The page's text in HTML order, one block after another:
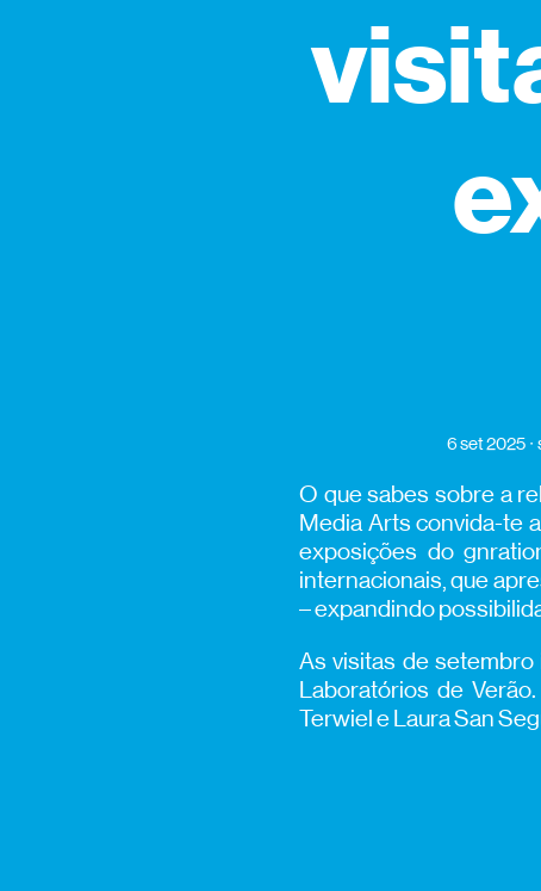
6 set 2025
O que sabes sobre a
Media Arts convida-te
exposições do
internacionais, que
– expandindo
As visitas de
Laboratórios de
Terwiel e Laura San